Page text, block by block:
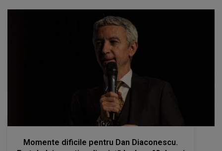
kanald2.ro
Momente dificile pentru Dan Diaconescu.